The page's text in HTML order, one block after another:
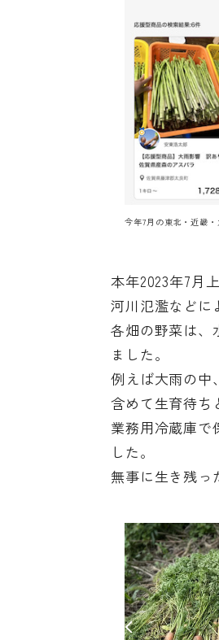
今年7月の東北・近畿
本年2023年7月
河川氾濫などに
各畑の野菜は、
ました。
例えば大雨の中
含めて生育待ち
業務用冷蔵庫で
した。
無事に生き残っ